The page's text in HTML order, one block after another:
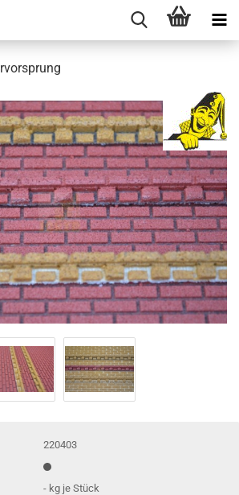
220403
- kg je Stück